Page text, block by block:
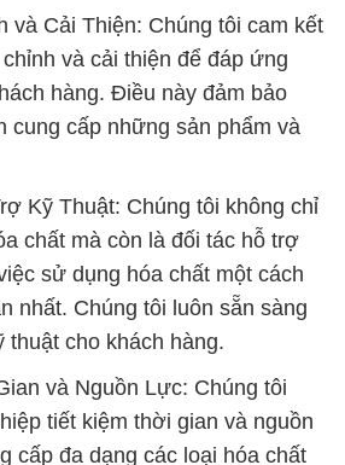
và Cải Thiện: Chúng tôi cam kết
và cải thiện để đáp ứng
hàng. Điều này đảm bảo
cung cấp những sản phẩm và
Kỹ Thuật: Chúng tôi không chỉ
chất mà còn là đối tác hỗ trợ
sử dụng hóa chất một cách
nhất. Chúng tôi luôn sẵn sàng
cho khách hàng.
và Nguồn Lực: Chúng tôi
tiết kiệm thời gian và nguồn
cấp đa dạng các loại hóa chất